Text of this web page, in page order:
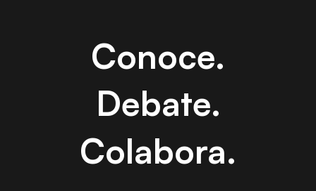
Conoce.
Debate.
Colabora.